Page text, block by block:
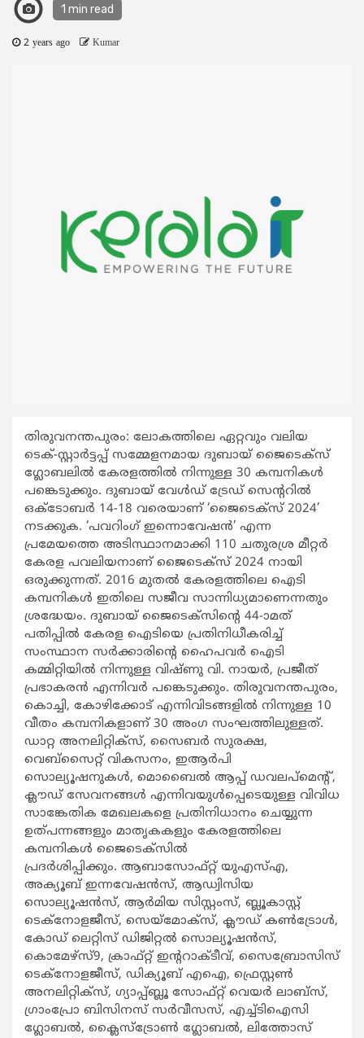
1 min read
2 years ago Kumar
തിരുവനന്തപുരം: ലോകത്തിലെ ഏറ്റവും വലിയ
ടെക്-സ്റ്റാര്‍ട്ടപ്പ് സമ്മേളനമായ ദുബായ് ജൈടെക്സ്
ഗ്ലോബലില്‍ കേരളത്തില്‍ നിന്നുള്ള 30 കമ്പനികള്‍
പങ്കെടുക്കും. ദുബായ് വേള്‍ഡ് ട്രേഡ് സെന്‍ററില്‍
ഒക്ടോബര്‍ 14-18 വരെയാണ് ‘ജൈടെക്സ് 2024’
നടക്കുക. ‘പവറിംഗ് ഇന്നൊവേഷന്‍’ എന്ന
പ്രമേയത്തെ അടിസ്ഥാനമാക്കി 110 ചതുരശ്ര മീറ്റര്‍
കേരള പവലിയനാണ് ജൈടെക്സ് 2024 നായി
ഒരുക്കുന്നത്. 2016 മുതല്‍ കേരളത്തിലെ ഐടി
കമ്പനികള്‍ ഇതിലെ സജീവ സാന്നിധ്യമാണെന്നതും
ശ്രദ്ധേയം. ദുബായ് ജൈടെക്സിന്‍റെ 44-ാമത്
പതിപ്പില്‍ കേരള ഐടിയെ പ്രതിനിധീകരിച്ച്
സംസ്ഥാന സര്‍ക്കാരിന്‍റെ ഹൈപവര്‍ ഐടി
കമ്മിറ്റിയില്‍ നിന്നുള്ള വിഷ്ണു വി. നായര്‍, പ്രജീത്
പ്രഭാകരന്‍ എന്നിവര്‍ പങ്കെടുക്കും. തിരുവനന്തപുരം,
കൊച്ചി, കോഴിക്കോട് എന്നിവിടങ്ങളില്‍ നിന്നുള്ള 10
വീതം കമ്പനികളാണ് 30 അംഗ സംഘത്തിലുള്ളത്.
ഡാറ്റ അനലിറ്റിക്സ്, സൈബര്‍ സുരക്ഷ,
വെബ്സൈറ്റ് വികസനം, ഇആര്‍പി
സൊല്യൂഷനുകള്‍, മൊബൈല്‍ ആപ്പ് ഡവലപ്മെന്‍റ്,
ക്ലൗഡ് സേവനങ്ങള്‍ എന്നിവയുള്‍പ്പെടെയുള്ള വിവിധ
സാങ്കേതിക മേഖലകളെ പ്രതിനിധാനം ചെയ്യുന്ന
ഉത്പന്നങ്ങളും മാതൃകകളും കേരളത്തിലെ
കമ്പനികള്‍ ജൈടെക്സില്‍
പ്രദര്‍ശിപ്പിക്കും. ആബാസോഫ്റ്റ് യുഎസ്എ,
അക്യൂബ് ഇന്നവേഷന്‍സ്, ആഡ്വിസിയ
സൊല്യൂഷന്‍സ്, ആര്‍മിയ സിസ്റ്റംസ്, ബ്ലൂകാസ്റ്റ്
ടെക്നോളജീസ്, സെയ്മോക്സ്, ക്ലൗഡ് കണ്‍ട്രോള്‍,
കോഡ് ലെറ്റിസ് ഡിജിറ്റല്‍ സൊല്യൂഷന്‍സ്,
കൊമേഴ്സ്9, ക്രാഫ്റ്റ് ഇന്‍ററാക്ടീവ്, സൈബ്രോസിസ്
ടെക്നോളജീസ്, ഡിക്യൂബ് എഐ, ഫ്രെസ്റ്റണ്‍
അനലിറ്റിക്സ്, ഗ്യാപ്പ്ബ്ലൂ സോഫ്റ്റ് വെയര്‍ ലാബ്സ്,
ഗ്രാംപ്രോ ബിസിനസ് സര്‍വീസസ്, എച്ച്ടിഐസി
ഗ്ലോബല്‍, ക്ലൈസ്ട്രോണ്‍ ഗ്ലോബല്‍, ലിത്തോസ്